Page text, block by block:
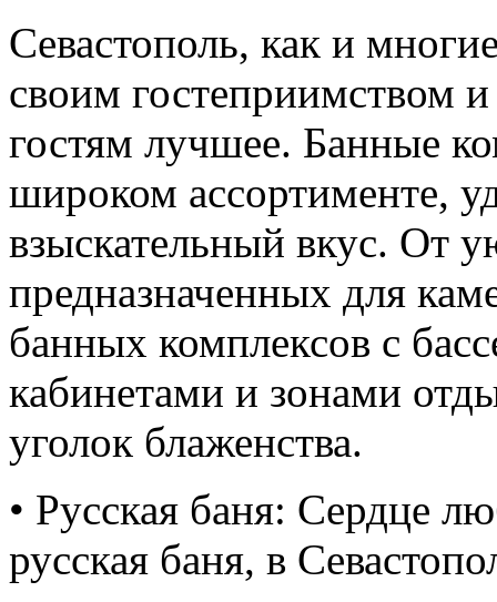
Севастополь, как и
своим гостеприимством
гостям лучшее. Банные
широком ассортименте,
взыскательный вкус. От
предназначенных для
банных комплексов с
кабинетами и зонами
уголок блаженства.
• Русская баня: Сердце
русская баня, в